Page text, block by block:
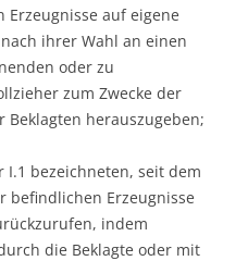
Erzeugnisse auf eigene
ihrer Wahl an einen
oder zu
zum Zwecke der
herauszugeben;
I.1 bezeichneten, seit dem
befindlichen Erzeugnisse
indem
die Beklagte oder mit